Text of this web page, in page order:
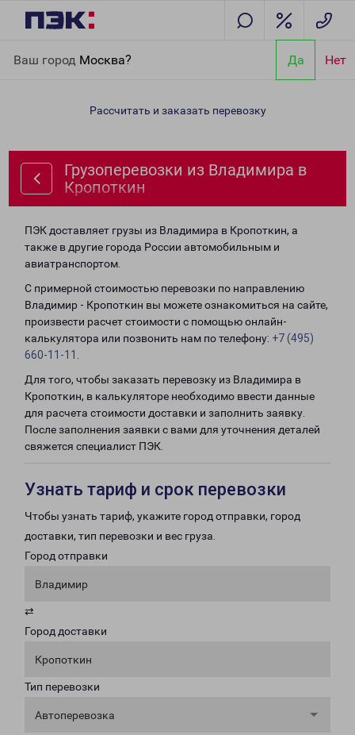
Ваш город Москва? Да Нет
Кропоткин
Рассчитать и заказать перевозку
Грузоперевозки из Владимира в
Кропоткин
ПЭК доставляет грузы из Владимира в Кропоткин, а
также в другие города России автомобильным и
авиатранспортом.
С примерной стоимостью перевозки по направлению
Владимир - Кропоткин вы можете ознакомиться на сайте,
произвести расчет стоимости с помощью онлайн-
калькулятора или позвонить нам по телефону: +7 (495)
660-11-11
Для того, чтобы заказать перевозку из Владимира в
Кропоткин, в калькуляторе необходимо ввести данные
для расчета стоимости доставки и заполнить заявку.
После заполнения заявки с вами для уточнения деталей
свяжется специалист ПЭК.
Узнать тариф и срок перевозки
Чтобы узнать тариф, укажите город отправки, город
доставки, тип перевозки и вес груза.
Город отправки
Владимир
⇄
Город доставки
Кропоткин
Тип перевозки
Автоперевозка